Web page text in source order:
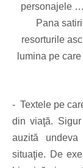
personajele
Pana
resorturile
lumina pe
- Textele pe
din viaţă.
auzită
situaţie. De